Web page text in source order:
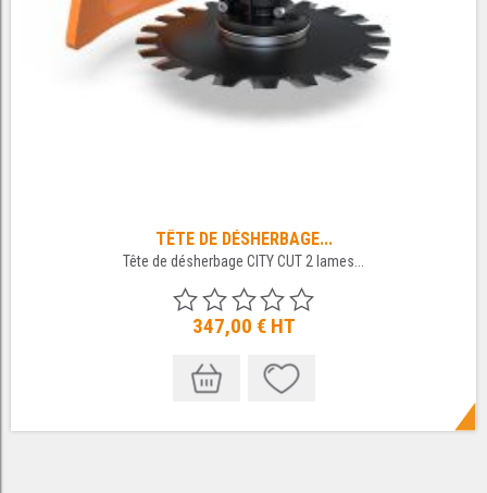
TÊTE DE DÉSHERBAGE...
Tête de désherbage CITY CUT 2 lames...
347,00 € HT